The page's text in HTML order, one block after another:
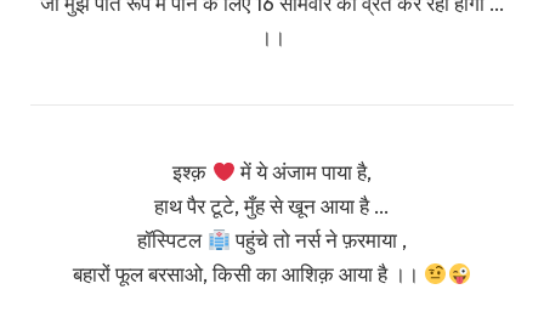
।।
इश्क़
में ये अंजाम पाया है,
हाथ पैर टूटे, मुँह से खून आया है …
हॉस्पिटल
पहुंचे तो नर्स ने फ़रमाया ,
बहारों फूल बरसाओ, किसी का आशिक़ आया है ।।